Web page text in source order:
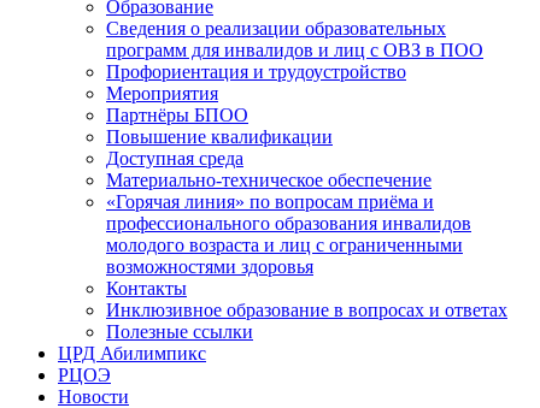
Образование
Сведения о реализации образовательных
программ для инвалидов и лиц с ОВЗ в ПОО
Профориентация и трудоустройство
Мероприятия
Партнёры БПОО
Повышение квалификации
Доступная среда
Материально-техническое обеспечение
«Горячая линия» по вопросам приёма и
профессионального образования инвалидов
молодого возраста и лиц с ограниченными
возможностями здоровья
Контакты
Инклюзивное образование в вопросах и ответах
Полезные ссылки
ЦРД Абилимпикс
РЦОЭ
Новости